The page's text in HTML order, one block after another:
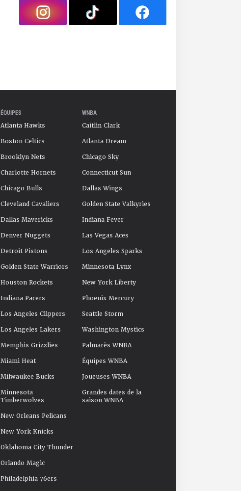
ÉQUIPES
Atlanta Hawks
Boston Celtics
Brooklyn Nets
Charlotte Hornets
Chicago Bulls
Cleveland Cavaliers
Dallas Mavericks
Denver Nuggets
Detroit Pistons
Golden State Warriors
Houston Rockets
Indiana Pacers
Los Angeles Clippers
Los Angeles Lakers
Memphis Grizzlies
Miami Heat
Milwaukee Bucks
Minnesota
Timberwolves
New Orleans Pelicans
New York Knicks
Oklahoma City Thunder
Orlando Magic
Philadelphia 76ers
WNBA
Caitlin Clark
Atlanta Dream
Chicago Sky
Connecticut Sun
Dallas Wings
Golden State Valkyries
Indiana Fever
Las Vegas Aces
Los Angeles Sparks
Minnesota Lynx
New York Liberty
Phoenix Mercury
Seattle Storm
Washington Mystics
Palmarès WNBA
Équipes WNBA
Joueuses WNBA
Grandes dates de la
saison WNBA